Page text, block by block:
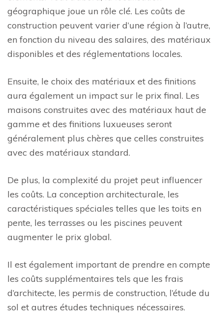
géographique joue un rôle clé. Les coûts de
construction peuvent varier d’une région à l’autre,
en fonction du niveau des salaires, des matériaux
disponibles et des réglementations locales.
Ensuite, le choix des matériaux et des finitions
aura également un impact sur le prix final. Les
maisons construites avec des matériaux haut de
gamme et des finitions luxueuses seront
généralement plus chères que celles construites
avec des matériaux standard.
De plus, la complexité du projet peut influencer
les coûts. La conception architecturale, les
caractéristiques spéciales telles que les toits en
pente, les terrasses ou les piscines peuvent
augmenter le prix global.
Il est également important de prendre en compte
les coûts supplémentaires tels que les frais
d’architecte, les permis de construction, l’étude du
sol et autres études techniques nécessaires.